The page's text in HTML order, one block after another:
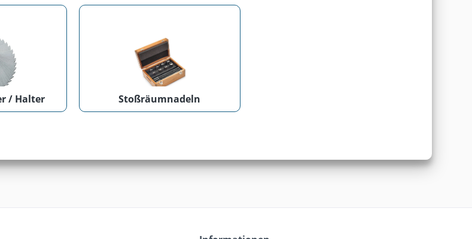
Stoßräumnadeln
/ Halter